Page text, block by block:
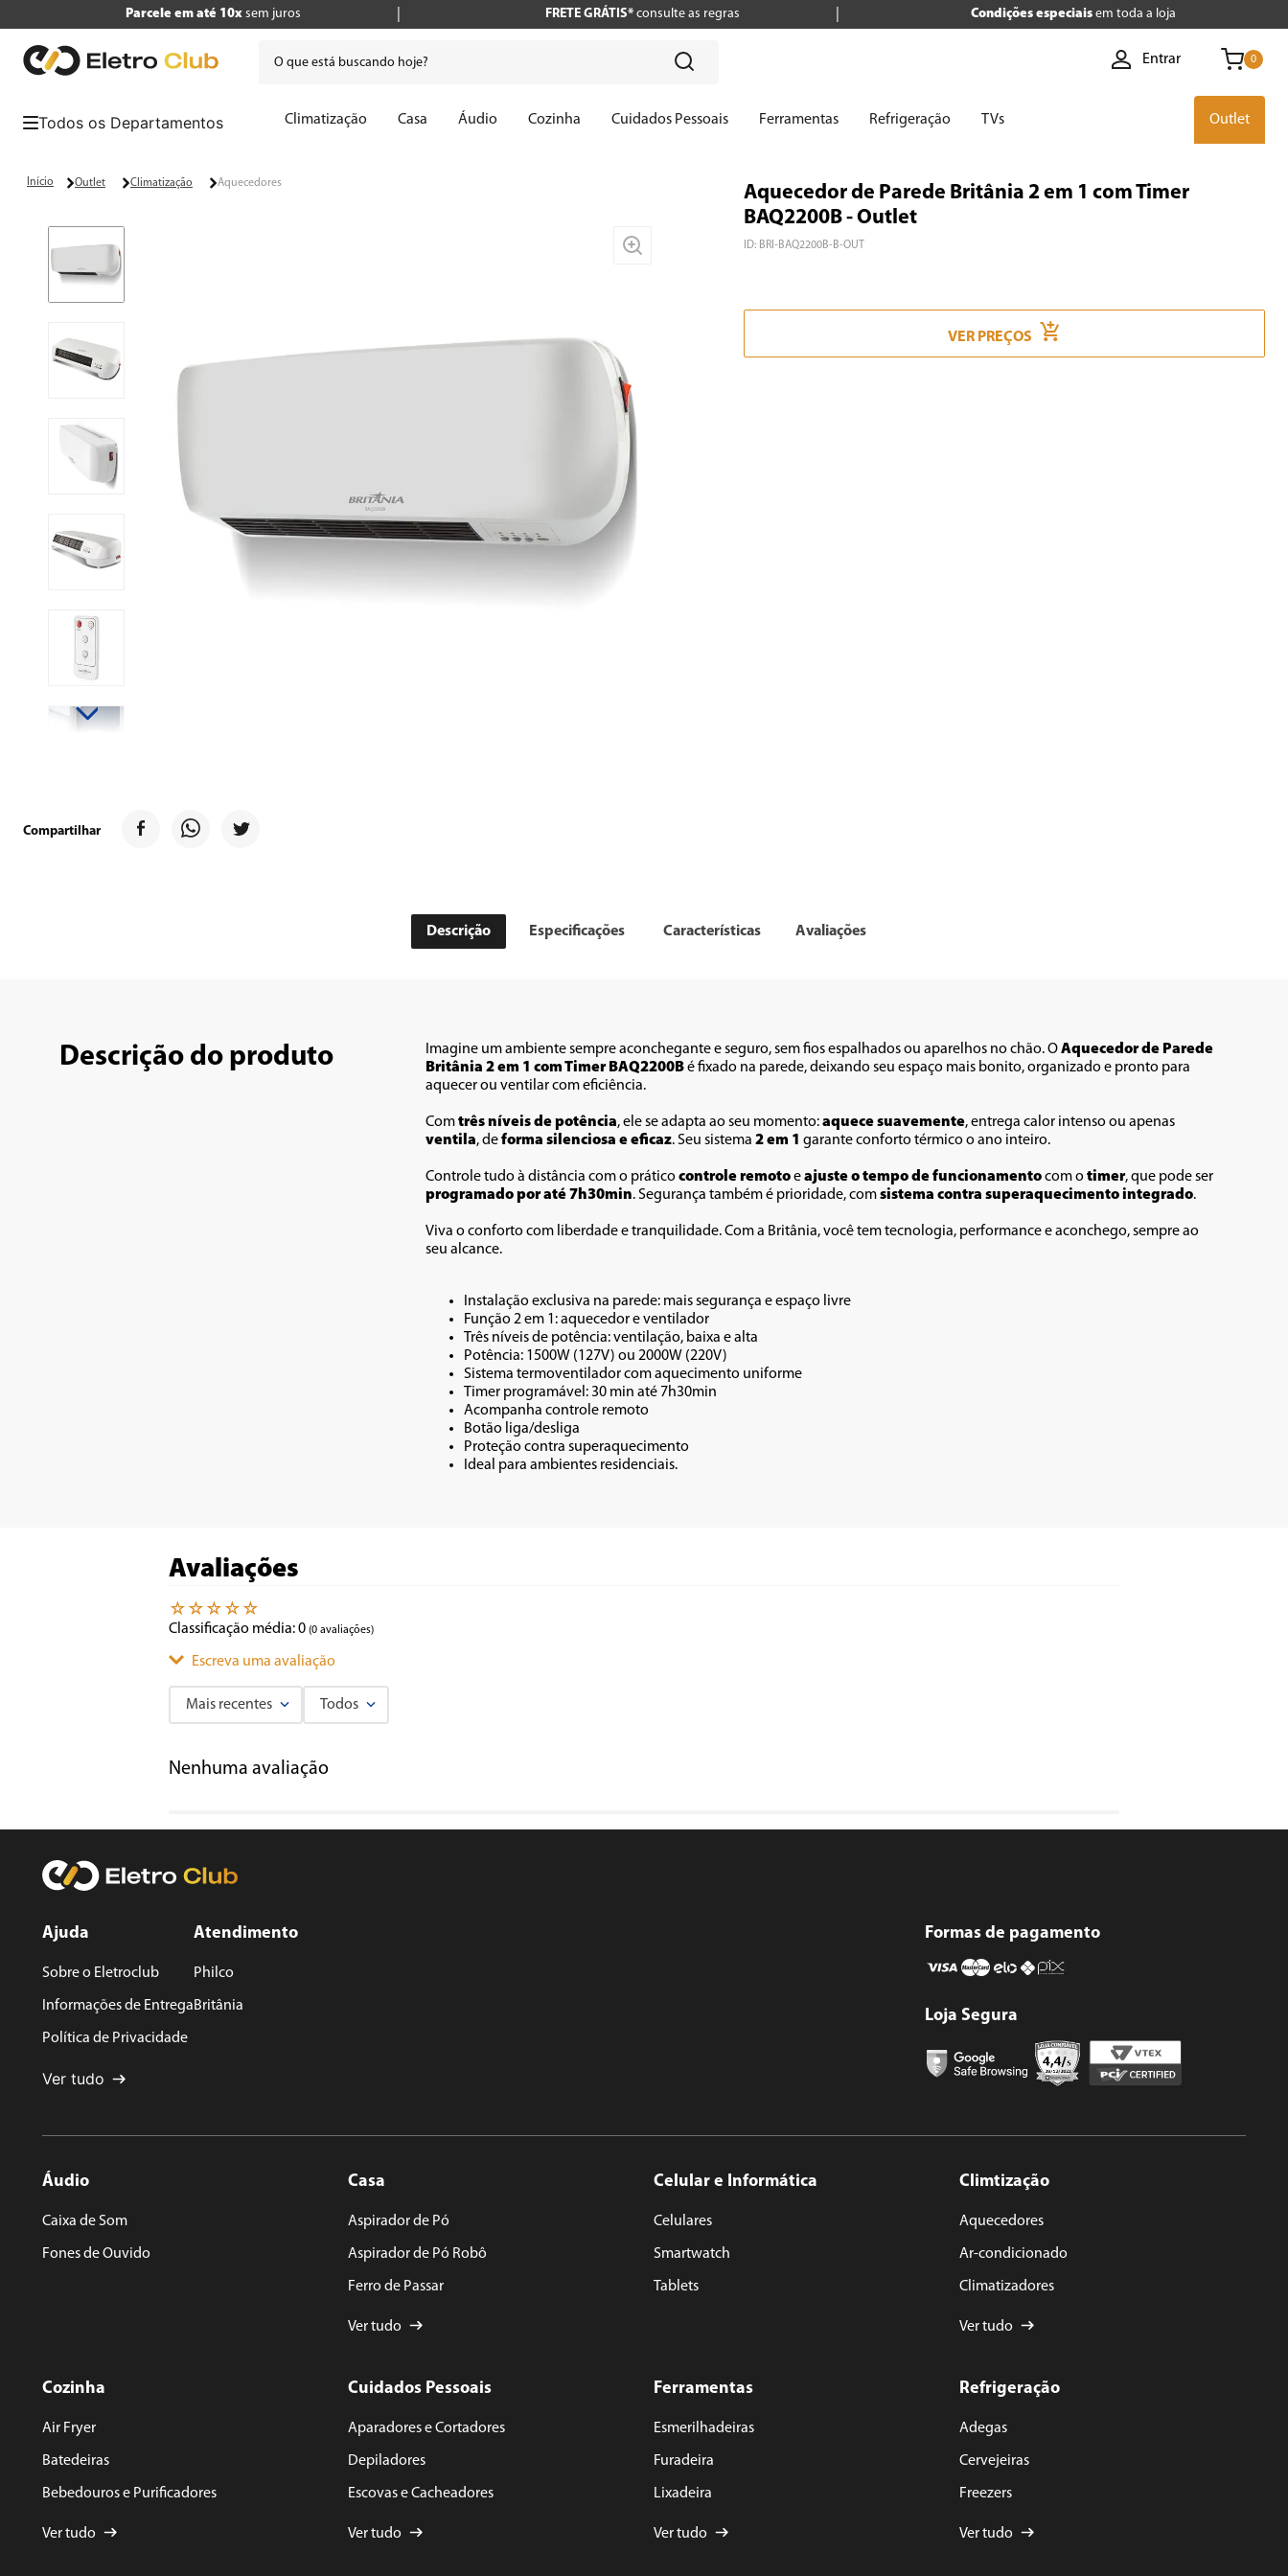
Parcele em até 10xsem juros FRETE GRÁTIS*consulte as regras Condições especiais em toda a loja
Entrar 0
Climatização Casa Áudio Cozinha Cuidados Pessoais Ferramentas Refrigeração TVs Outlet
Outlet Climatização Aquecedores
Compartilhar
Aquecedor de Parede Britânia 2 em 1 com Timer
BAQ2200B - Outlet
ID: BRI-BAQ2200B-B-OUT
VER PREÇOS
Descrição Especificações Características Avaliações
Descrição do produto Imagine um ambiente sempre aconchegante e seguro, sem fios espalhados ou aparelhos no chão. O Aquecedor de Parede
Britânia 2 em 1 com Timer BAQ2200B é fixado na parede, deixando seu espaço mais bonito, organizado e pronto para
aquecer ou ventilar com eficiência.
Com três níveis de potência, ele se adapta ao seu momento: aquece suavemente
ventila, de forma silenciosa e eficaz. Seu sistema 2 em 1 garante conforto térmico o ano inteiro.
Controle tudo à distância com o prático controle remoto e ajuste o tempo de funcionamento com o timer
programado por até 7h30min. Segurança também é prioridade, com sistema contra superaquecimento integrado.
Viva o conforto com liberdade e tranquilidade. Com a Britânia, você tem tecnologia, performance e aconchego, sempre ao
seu alcance.
Instalação exclusiva na parede: mais segurança e espaço livre
Função 2 em 1: aquecedor e ventilador
Três níveis de potência: ventilação, baixa e alta
Potência: 1500W (127V) ou 2000W (220V)
Sistema termoventilador com aquecimento uniforme
Timer programável: 30 min até 7h30min
Acompanha controle remoto
Botão liga/desliga
Proteção contra superaquecimento
Ideal para ambientes residenciais.
Avaliações
☆ ☆ ☆ ☆ ☆
Classificação média: 0 (0 avaliações)
Escreva uma avaliação
Título
★★
Mais recentes Todos
Nenhuma avaliação
Ajuda
Sobre o Eletroclub
Informações de Entrega
Política de Privacidade
Ver tudo
Atendimento
Philco
Britânia
Formas de pagamento
Loja Segura
Áudio
Caixa de Som
Fones de Ouvido
Casa
Aspirador de Pó
Aspirador de Pó Robô
Ferro de Passar
Ver tudo
Celular e Informática
Celulares
Smartwatch
Tablets
Climtização
Aquecedores
Ar-condicionado
Climatizadores
Ver tudo
Cozinha
Air Fryer
Batedeiras
Bebedouros e Purificadores
Ver tudo
Cuidados Pessoais
Aparadores e Cortadores
Depiladores
Escovas e Cacheadores
Ver tudo
Ferramentas
Esmerilhadeiras
Furadeira
Lixadeira
Ver tudo
Refrigeração
Adegas
Cervejeiras
Freezers
Ver tudo